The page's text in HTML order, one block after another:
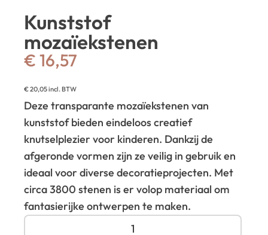
Kunststof
mozaïekstenen
€ 16,57
€20,05incl. BTW
Deze transparante mozaïekstenen van
kunststof bieden eindeloos creatief
knutselplezier voor kinderen. Dankzij de
afgeronde vormen zijn ze veilig in gebruik en
ideaal voor diverse decoratieprojecten. Met
circa 3800 stenen is er volop materiaal om
fantasierijke ontwerpen te maken.